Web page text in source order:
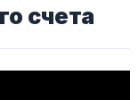
счета